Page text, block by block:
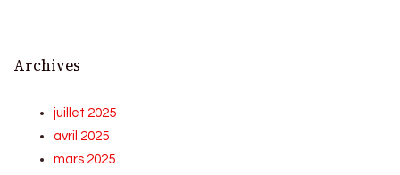
Archives
juillet 2025
avril 2025
mars 2025